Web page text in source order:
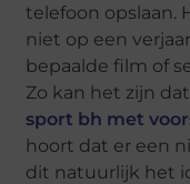
telefoon opslaan.
niet op een
bepaalde film of
Zo kan het zijn
sport bh met
hoort dat er een
dit natuurlijk het